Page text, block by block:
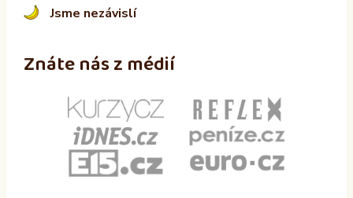
Jsme nezávislí
Znáte nás z médií